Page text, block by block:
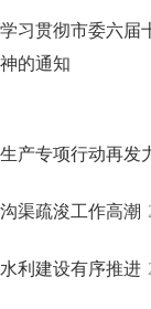
习贯彻市委六届
的通知
产专项行动再发
渠疏浚工作高潮
利建设有序推进